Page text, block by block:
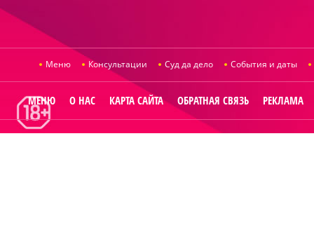
Меню Консультации Суд да дело События и даты
МЕНЮ О НАС КАРТА САЙТА ОБРАТНАЯ СВЯЗЬ РЕКЛАМА